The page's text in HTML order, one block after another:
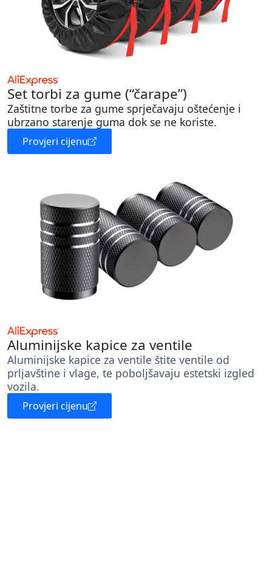
Set torbi za gume (“čarape”)
Zaštitne torbe za gume sprječavaju oštećenje i
ubrzano starenje guma dok se ne koriste.
Provjeri cijenu
Aluminijske kapice za ventile
Aluminijske kapice za ventile štite ventile od
prljavštine i vlage, te poboljšavaju estetski izgled
vozila.
Provjeri cijenu